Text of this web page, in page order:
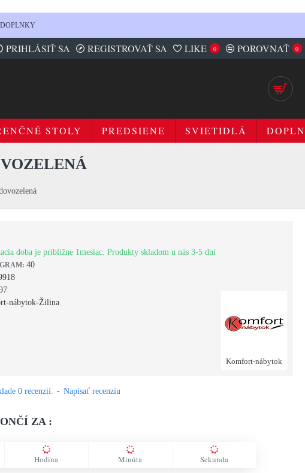
PRIHLÁSIŤ SA REGISTROVAŤ SA LIKE 0 POROVNAŤ 0
STOLY PREDSIENE SVIETIDLÁ
doba je približne 1mesiac. Produkty skladom u nás 3-5 dní
40
nábytok-Žilina
Komfort-nábytok
0 recenzií. - Napísať recenziu
ZA :
Hodina Minúta Sekunda